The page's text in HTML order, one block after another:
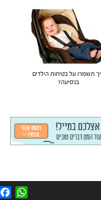
תשמרו על בטיחות הילדים
בנסיעה?
F
W